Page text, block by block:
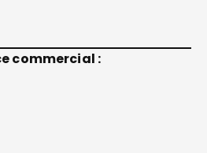
commercial :